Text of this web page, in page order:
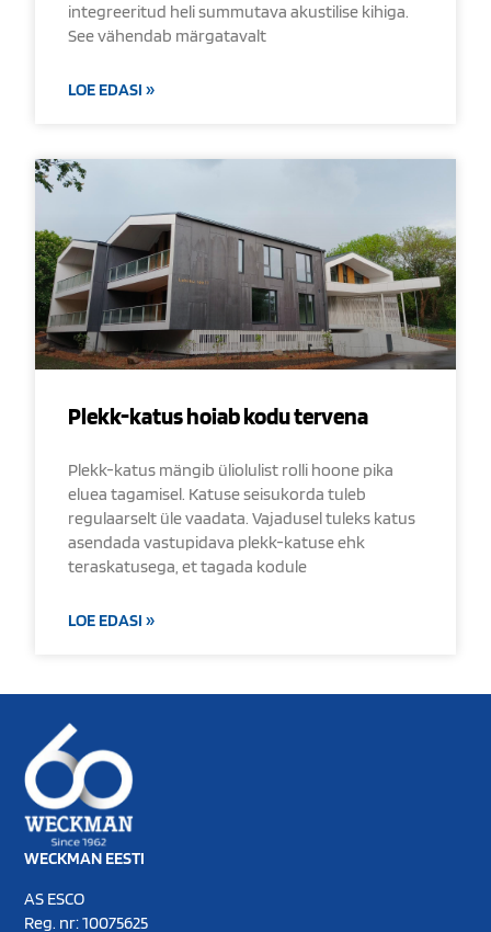
integreeritud heli summutava akustilise kihiga.
See vähendab märgatavalt
LOE EDASI »
Plekk-katus hoiab kodu tervena
Plekk-katus mängib üliolulist rolli hoone pika
eluea tagamisel. Katuse seisukorda tuleb
regulaarselt üle vaadata. Vajadusel tuleks katus
asendada vastupidava plekk-katuse ehk
teraskatusega, et tagada kodule
LOE EDASI »
WECKMAN EESTI
AS ESCO
Reg. nr: 10075625